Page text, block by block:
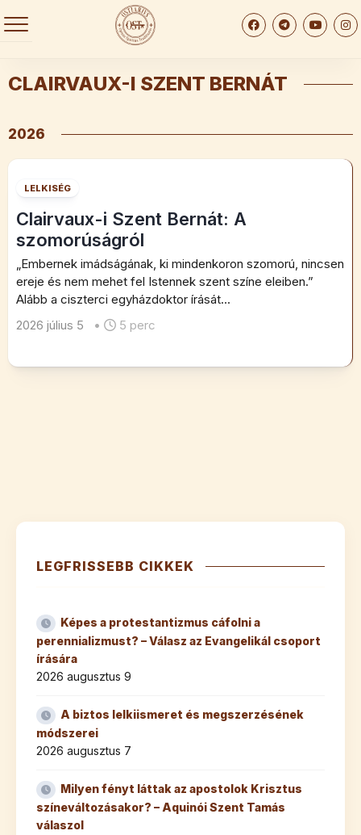
to
CLAIRVAUX-I SZENT BERNÁT
2026
LELKISÉG
Clairvaux-i Szent Bernát: A
szomorúságról
„Embernek imádságának, ki mindenkoron szomorú, nincsen
ereje és nem mehet fel Istennek szent színe eleiben.”
Alább a ciszterci egyházdoktor írását...
2026 július 5
• 5 perc
LEGFRISSEBB CIKKEK
Képes a protestantizmus cáfolni a
perennializmust? – Válasz az Evangelikál csoport
írására
2026 augusztus 9
A biztos lelkiismeret és megszerzésének
módszerei
2026 augusztus 7
Milyen fényt láttak az apostolok Krisztus
színeváltozásakor? – Aquinói Szent Tamás
válaszol